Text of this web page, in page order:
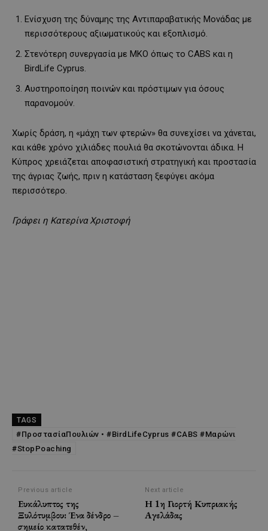
Ενίσχυση της δύναμης της Αντιπαραβατικής Μονάδας με
περισσότερους αξιωματικούς και εξοπλισμό.
Στενότερη συνεργασία με ΜΚΟ όπως το CABS και η
BirdLife Cyprus.
Αυστηροποίηση ποινών και πρόστιμων για όσους
παρανομούν.
Χωρίς δράση, η «μάχη των φτερών» θα συνεχίσει να χάνεται,
και κάθε χρόνο χιλιάδες πουλιά θα σκοτώνονται άδικα. Η
Κύπρος χρειάζεται αποφασιστική στρατηγική και προστασία
της άγριας ζωής, πριν η κατάσταση ξεφύγει ακόμα
περισσότερο.
Γράφει η Κατερίνα Χριστοφή
TAGS
#ΠροστασίαΠουλιών • #BirdLifeCyprus #CABS #Μαρώνι
#StopPoaching
Previous article
Ευκάλυπτος της
Ξυλότυμβου: Ένα δένδρο –
σημείο κατατεθέν,
Next article
Η 1η Γιορτή Κυπριακής
Αγελάδας